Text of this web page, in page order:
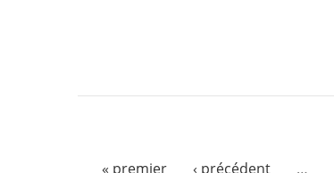
« premier ‹ précédent …